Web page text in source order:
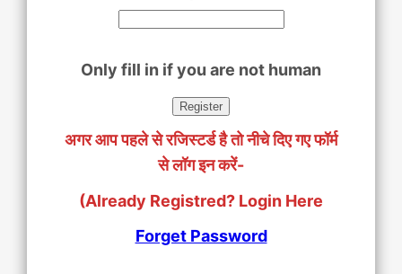
Only fill in if you are not human
अगर आप पहले से रजिस्टर्ड है तो नीचे दिए गए फॉर्म
से लॉग इन करें-
(Already Registred? Login Here
Forget Password